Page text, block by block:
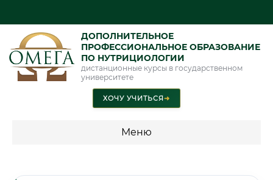
ДОПОЛНИТЕЛЬНОЕ
ПРОФЕССИОНАЛЬНОЕ ОБРАЗОВАНИЕ
ПО НУТРИЦИОЛОГИИ
дистанционные курсы в государственном
университете
ХОЧУ УЧИТЬСЯ➜
Меню